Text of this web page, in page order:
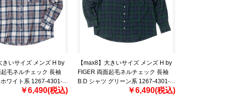
きいサイズ メンズ H by
起毛ネルチェック 長袖
ワイト系 1267-4301-1
￥6,490(税込)
【max8】大きいサイズ メンズ H by
FIGER 両面起毛ネルチェック 長袖
B.D シャツ グリーン系 1267-4301-2
￥6,490(税込)